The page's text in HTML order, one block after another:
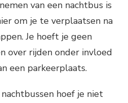
van een nachtbus is
om je te verplaatsen na
Je hoeft je geen
over rijden onder invloed
een parkeerplaats.
hoef je niet